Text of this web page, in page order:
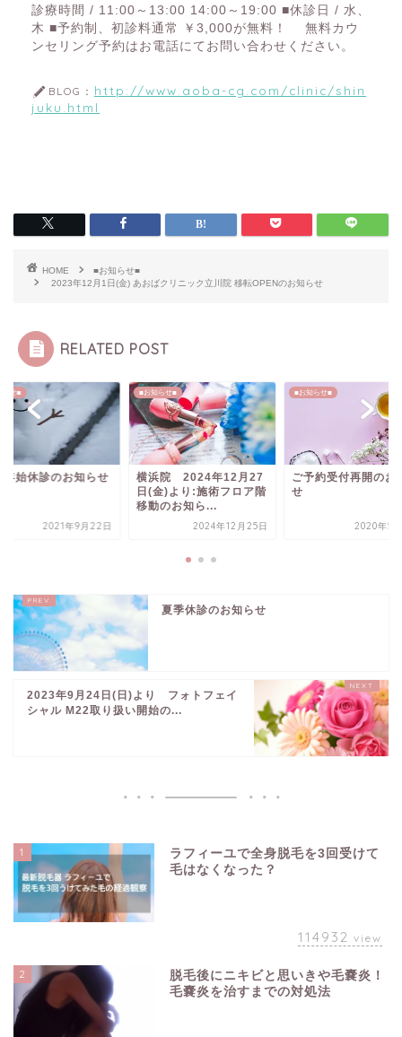
診療時間 / 11:00～13:00 14:00～19:00 ■休診日 / 水、
木 ■予約制、初診料通常 ￥3,000が無料！ 無料カウ
ンセリング予約はお電話にてお問い合わせください。
BLOG： http://www.aoba-cg.com/clinic/shin
juku.html
HOME
■お知らせ■
2023年12月1日(金) あおばクリニック立川院 移転OPENのお知らせ
RELATED POST
らせ■
年始休診のお知らせ
2021年9月22日
■お知らせ■
横浜院 2024年12月27
日(金)より:施術フロア階
移動のお知ら...
2024年12月25日
■お知らせ■
ご予約受付再開のお
せ
2020年5
夏季休診のお知らせ
2023年9月24日(日)より フォトフェイ
シャル M22取り扱い開始の...
1
ラフィーユで全身脱毛を3回受けて
毛はなくなった？
114932 view
2
脱毛後にニキビと思いきや毛嚢炎！
毛嚢炎を治すまでの対処法